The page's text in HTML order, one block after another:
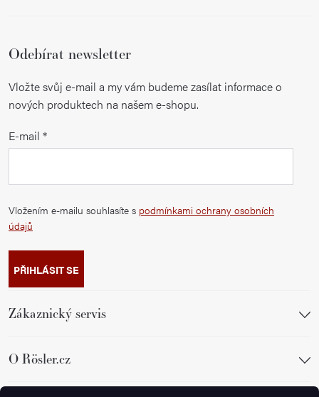
Odebírat newsletter
Vložte svůj e-mail a my vám budeme zasílat informace o
nových produktech na našem e-shopu.
E-mail
Vložením e-mailu souhlasíte s podmínkami ochrany osobních
údajů
PŘIHLÁSIT SE
Zákaznický servis
O Rösler.cz